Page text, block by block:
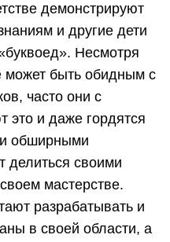
демонстрируют
и другие дети
Несмотря
может быть обидным с
часто они с
это и даже гордятся
обширными
делиться своими
мастерстве.
разрабатывать и
в своей области, а